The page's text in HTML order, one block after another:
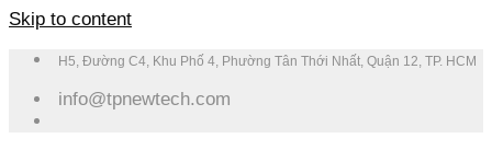
Skip to content
H5, Đường C4, Khu Phố 4, Phường Tân Thới Nhất, Quận 12, TP. HCM
info@tpnewtech.com